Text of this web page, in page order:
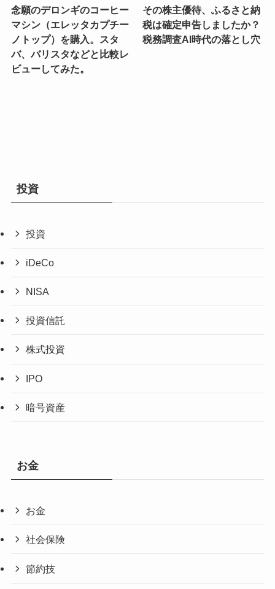
念願のデロンギのコーヒー
マシン（エレッタカプチー
ノトップ）を購入。スタ
バ、バリスタなどと比較レ
ビューしてみた。
その株主優待、ふるさと納
税は確定申告しましたか？
税務調査AI時代の落とし穴
投資
投資
iDeCo
NISA
投資信託
株式投資
IPO
暗号資産
お金
お金
社会保険
節約技